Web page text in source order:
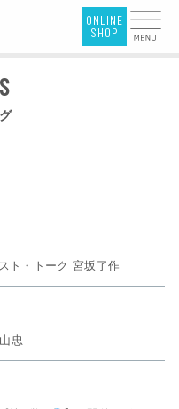
ト・トーク 宮坂了作
忠